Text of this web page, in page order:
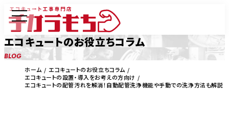
エコキュートのお役立ちコラム
BLOG
ホーム
エコキュートのお役立ちコラム
エコキュートの設置・導入をお考えの方向け
エコキュートの配管汚れを解消！自動配管洗浄機能や手動での洗浄方法も解説